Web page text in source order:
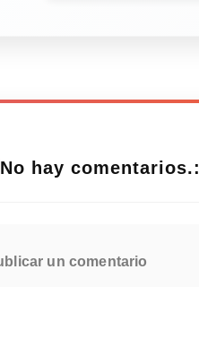
No hay comentarios.:
un comentario